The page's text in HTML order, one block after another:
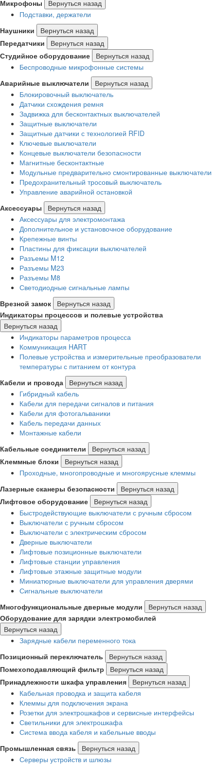
Микрофоны
Вернуться назад
Подставки, держатели
Наушники
Вернуться назад
Передатчики
Вернуться назад
Студийное оборудование
Вернуться назад
Беспроводные микрофонные системы
Аварийные выключатели
Вернуться назад
Блокировочный выключатель
Датчики схождения ремня
Задвижка для бесконтактных выключателей
Защитные выключатели
Защитные датчики с технологией RFID
Ключевые выключатели
Концевые выключатели безопасности
Магнитные бесконтактные
Модульные предварительно смонтированные выключатели
Предохранительный тросовый выключатель
Управление аварийной остановкой
Аксессуары
Вернуться назад
Аксессуары для электромонтажа
Дополнительное и установочное оборудование
Крепежные винты
Пластины для фиксации выключателей
Разъемы M12
Разъемы M23
Разъемы M8
Светодиодные сигнальные лампы
Врезной замок
Вернуться назад
Индикаторы процессов и полевые устройства
Вернуться назад
Индикаторы параметров процесса
Коммуникация HART
Полевые устройства и измерительные преобразователи
температуры с питанием от контура
Кабели и провода
Вернуться назад
Гибридный кабель
Кабели для передачи сигналов и питания
Кабели для фотогальваники
Кабель передачи данных
Монтажные кабели
Кабельные соединители
Вернуться назад
Клеммные блоки
Вернуться назад
Проходные, многопроводные и многоярусные клеммы
Лазерные сканеры безопасности
Вернуться назад
Лифтовое оборудование
Вернуться назад
Быстродействующие выключатели с ручным сбросом
Выключатели с ручным сбросом
Выключатели с электрическим сбросом
Дверные выключатели
Лифтовые позиционные выключатели
Лифтовые станции управления
Лифтовые этажные защитные модули
Миниатюрные выключатели для управления дверями
Сигнальные выключатели
Многофункциональные дверные модули
Вернуться назад
Оборудование для зарядки электромобилей
Вернуться назад
Зарядные кабели переменного тока
Позиционный переключатель
Вернуться назад
Помехоподавляющий фильтр
Вернуться назад
Принадлежности шкафа управления
Вернуться назад
Кабельная проводка и защита кабеля
Клеммы для подключения экрана
Розетки для электрошкафов и сервисные интерфейсы
Светильники для электрошкафа
Система ввода кабеля и кабельные вводы
Промышленная связь
Вернуться назад
Серверы устройств и шлюзы